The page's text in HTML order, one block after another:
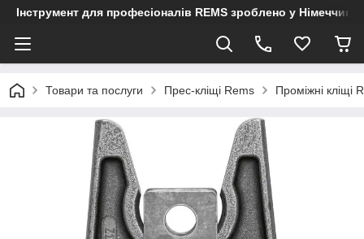
Інструмент для професіоналів REMS зроблено у Німеччині
Товари та послуги Прес-кліщі Rems Проміжні кліщі